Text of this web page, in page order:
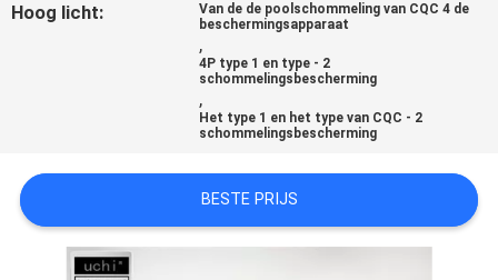
Hoog licht:
Van de de poolschommeling van CQC 4 de
beschermingsapparaat
,
4P type 1 en type - 2
schommelingsbescherming
,
Het type 1 en het type van CQC - 2
schommelingsbescherming
BESTE PRIJS